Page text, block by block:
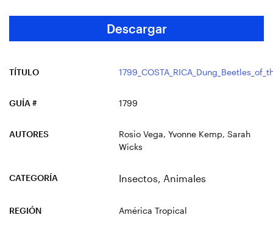
Descargar
TÍTULO
GUÍA # 1799
AUTORES
Rosio Vega, Yvonne Kemp, Sarah
Wicks
CATEGORÍA Insectos, Animales
REGIÓN América Tropical